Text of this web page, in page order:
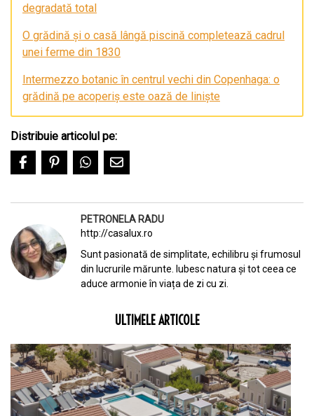
degradată total
O grădină și o casă lângă piscină completează cadrul
unei ferme din 1830
Intermezzo botanic în centrul vechi din Copenhaga: o
grădină pe acoperiș este oază de liniște
Distribuie articolul pe:
PETRONELA RADU
http://casalux.ro
Sunt pasionată de simplitate, echilibru și frumosul
din lucrurile mărunte. Iubesc natura și tot ceea ce
aduce armonie în viața de zi cu zi.
ULTIMELE ARTICOLE